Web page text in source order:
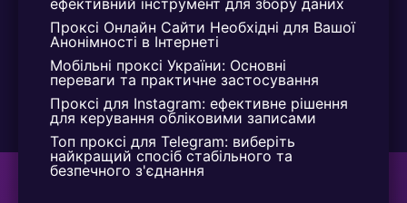
ефективний інструмент для збору даних
Проксі Онлайн Сайти Необхідні для Вашої
Анонімності в Інтернеті
Мобільні проксі України: Основні
переваги та практичне застосування
Проксі для Instagram: ефективне рішення
для керування обліковими записами
Топ проксі для Telegram: виберіть
найкращий спосіб стабільного та
безпечного з'єднання